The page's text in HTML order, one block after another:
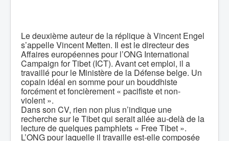
Le deuxième auteur de la réplique à Vincent Engel
s’appelle Vincent Metten. Il est le directeur des
Affaires européennes pour l’ONG International
Campaign for Tibet (ICT). Avant cet emploi, il a
travaillé pour le Ministère de la Défense belge. Un
copain idéal en somme pour un bouddhiste
forcément et foncièrement « pacifiste et non-
violent ».
Dans son CV, rien non plus n’indique une
recherche sur le Tibet qui serait allée au-delà de la
lecture de quelques pamphlets « Free Tibet ».
L’ONG pour laquelle il travaille est-elle composée